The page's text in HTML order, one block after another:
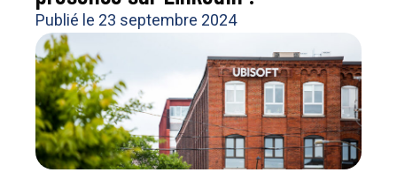
Publié le 23 septembre 2024